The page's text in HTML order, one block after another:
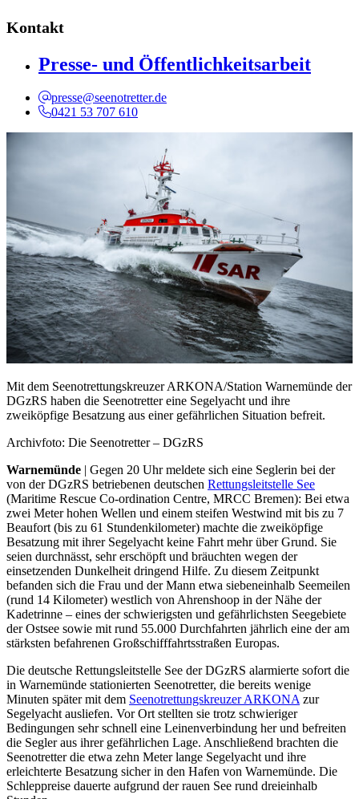
Kontakt
Presse- und Öffentlichkeitsarbeit
presse@seenotretter.de
0421 53 707 610
Mit dem Seenotrettungskreuzer ARKONA/Station Warnemünde der
DGzRS haben die Seenotretter eine Segelyacht und ihre
zweiköpfige Besatzung aus einer gefährlichen Situation befreit.
Archivfoto: Die Seenotretter – DGzRS
Warnemünde | Gegen 20 Uhr meldete sich eine Seglerin bei der
von der DGzRS betriebenen deutschen Rettungsleitstelle See
(Maritime Rescue Co-ordination Centre, MRCC Bremen): Bei etwa
zwei Meter hohen Wellen und einem steifen Westwind mit bis zu 7
Beaufort (bis zu 61 Stundenkilometer) machte die zweiköpfige
Besatzung mit ihrer Segelyacht keine Fahrt mehr über Grund. Sie
seien durchnässt, sehr erschöpft und bräuchten wegen der
einsetzenden Dunkelheit dringend Hilfe. Zu diesem Zeitpunkt
befanden sich die Frau und der Mann etwa siebeneinhalb Seemeilen
(rund 14 Kilometer) westlich von Ahrenshoop in der Nähe der
Kadetrinne – eines der schwierigsten und gefährlichsten Seegebiete
der Ostsee sowie mit rund 55.000 Durchfahrten jährlich eine der am
stärksten befahrenen Großschifffahrtsstraßen Europas.
Die deutsche Rettungsleitstelle See der DGzRS alarmierte sofort die
in Warnemünde stationierten Seenotretter, die bereits wenige
Minuten später mit dem Seenotrettungskreuzer ARKONAzur
Segelyacht ausliefen. Vor Ort stellten sie trotz schwieriger
Bedingungen sehr schnell eine Leinenverbindung her und befreiten
die Segler aus ihrer gefährlichen Lage. Anschließend brachten die
Seenotretter die etwa zehn Meter lange Segelyacht und ihre
erleichterte Besatzung sicher in den Hafen von Warnemünde. Die
Schleppreise dauerte aufgrund der rauen See rund dreieinhalb